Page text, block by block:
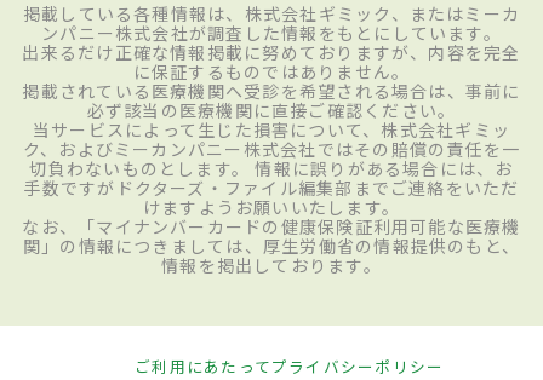
掲載している各種情報は、株式会社ギミック、またはミーカ
ンパニー株式会社が調査した情報をもとにしています。
出来るだけ正確な情報掲載に努めておりますが、内容を完全
に保証するものではありません。
掲載されている医療機関へ受診を希望される場合は、事前に
必ず該当の医療機関に直接ご確認ください。
当サービスによって生じた損害について、株式会社ギミッ
ク、およびミーカンパニー株式会社ではその賠償の責任を一
切負わないものとします。 情報に誤りがある場合には、お
手数ですがドクターズ・ファイル編集部までご連絡をいただ
けますようお願いいたします。
なお、「マイナンバーカードの健康保険証利用可能な医療機
関」の情報につきましては、厚生労働省の情報提供のもと、
情報を掲出しております。
ご利用にあたってプライバシーポリシー